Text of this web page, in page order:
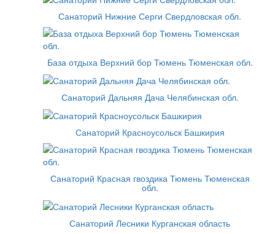
Санаторий Нижние Серги Свердловская обл.
База отдыха Верхний бор Тюмень Тюменская обл.
Санаторий Дальняя Дача Челябинская обл.
Санаторий Красноусольск Башкирия
Санаторий Красная гвоздика Тюмень Тюменская
обл.
Санаторий Лесники Курганская область